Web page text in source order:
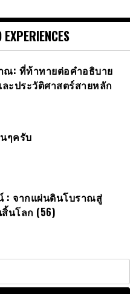
ณ: ที่ท้าทายต่อคำอธิบาย
ะประวัติศาสตร์สายหลัก
ๆครับ
: จากแผ่นดินโบราณสู่
นโลก (56)